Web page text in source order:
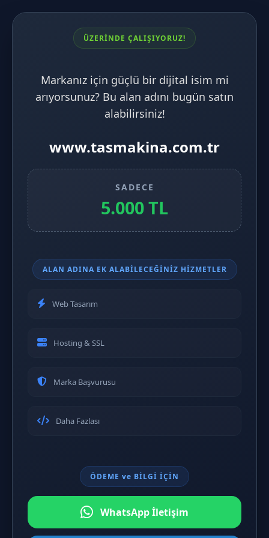
ÜZERİNDE ÇALIŞIYORUZ!
Markanız için güçlü bir dijital isim mi
arıyorsunuz? Bu alan adını bugün satın
alabilirsiniz!
www.tasmakina.com.tr
SADECE
5.000 TL
ALAN ADINA EK ALABİLECEĞİNİZ HİZMETLER
Web Tasarım
Hosting & SSL
Marka Başvurusu
Daha Fazlası
ÖDEME ve BİLGİ İÇİN
WhatsApp İletişim